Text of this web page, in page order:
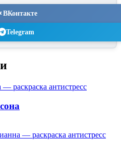
ВКонтакте
Telegram